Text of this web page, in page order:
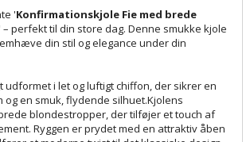
'Konfirmationskjole Fie med brede
– perfekt til din store dag. Denne smukke kjole
din stil og elegance under din
udformet i let og luftigt chiffon, der sikrer en
og en smuk, flydende silhuet.Kjolens
blondestropper, der tilføjer et touch af
Ryggen er prydet med en attraktiv åben